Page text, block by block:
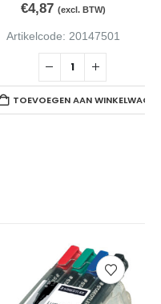
€4,87 (excl. BTW)
Artikelcode: 20147501
TOEVOEGEN AAN